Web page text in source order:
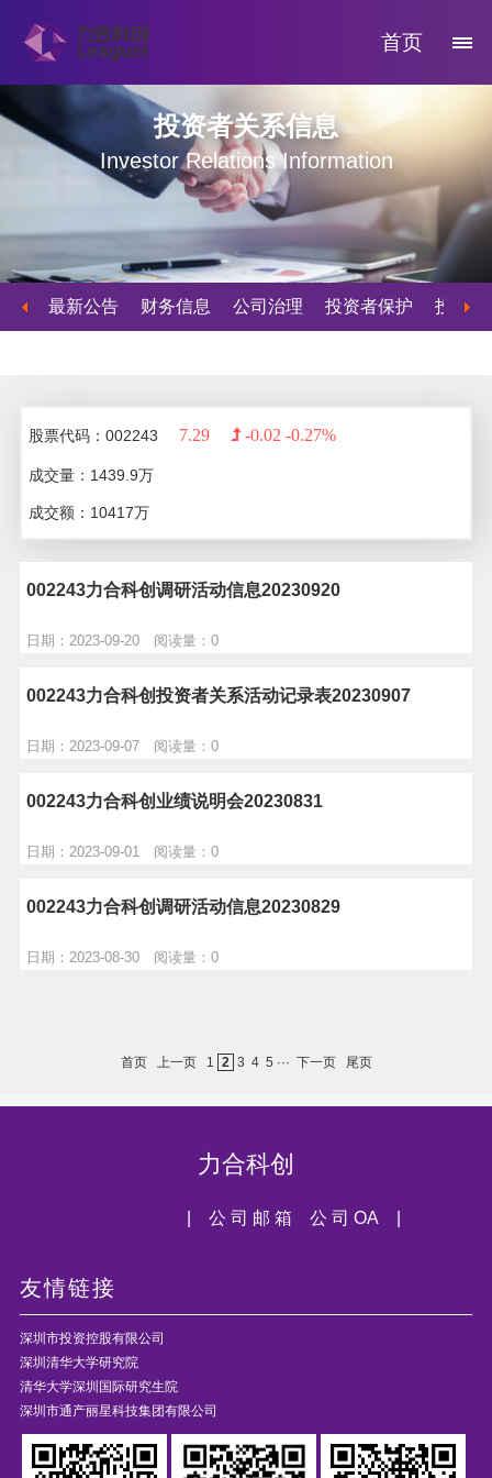
首页
投资者关系信息
Investor Relations Information
最新公告 财务信息 公司治理 投资者保护 投资者
股票代码：002243 7.29 -0.02 -0.27%
成交量： 1439.9万
成交额： 10417万
002243力合科创调研活动信息20230920
日期：2023-09-20 阅读量：0
002243力合科创投资者关系活动记录表20230907
日期：2023-09-07 阅读量：0
002243力合科创业绩说明会20230831
日期：2023-09-01 阅读量：0
002243力合科创调研活动信息20230829
日期：2023-08-30 阅读量：0
首页 上一页 1 2 3 4 5 ··· 下一页 尾页
力合科创
公 司 OA |
| 公 司 邮 箱
友情链接
深圳市投资控股有限公司
深圳清华大学研究院
清华大学深圳国际研究生院
深圳市通产丽星科技集团有限公司